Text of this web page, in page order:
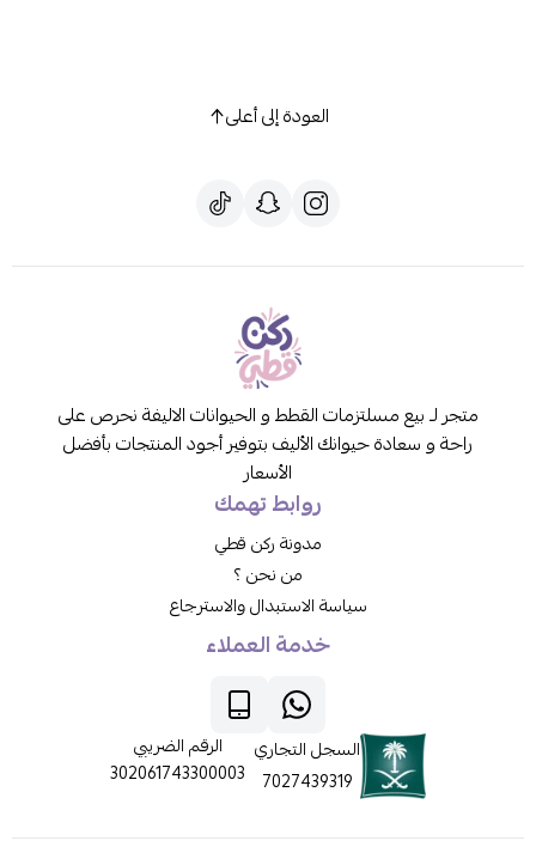
العودة إلى أعلى
متجر لـ بيع مسلتزمات القطط و الحيوانات الاليفة نحرص على
راحة و سعادة حيوانك الأليف بتوفير أجود المنتجات بأفضل
الأسعار
روابط تهمك
مدونة ركن قطي
من نحن ؟
سياسة الاستبدال والاسترجاع
خدمة العملاء
السجل التجاري
7027439319
الرقم الضريبي
302061743300003